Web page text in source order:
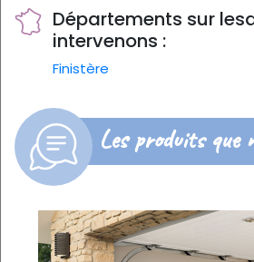
Départements sur
intervenons :
Finistère
Les produits que